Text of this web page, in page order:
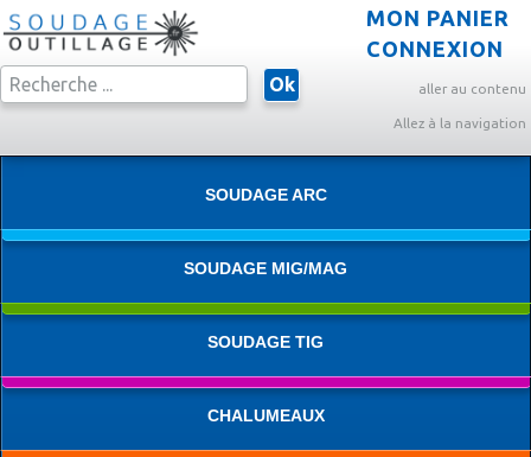
aller au contenu
Allez à la navigation
CONNEXION
MON PANIER
Ok
SOUDAGE ARC
SOUDAGE MIG/MAG
SOUDAGE TIG
CHALUMEAUX